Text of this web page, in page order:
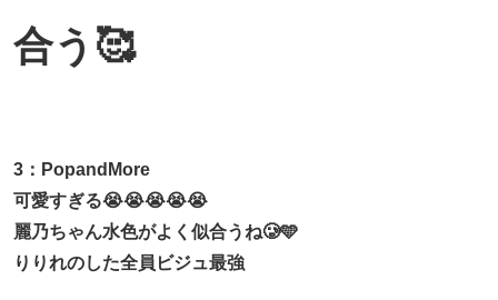
合う🥰
3：PopandMore
可愛すぎる😭😭😭😭😭
麗乃ちゃん水色がよく似合うね🥲🩵
りりれのした全員ビジュ最強